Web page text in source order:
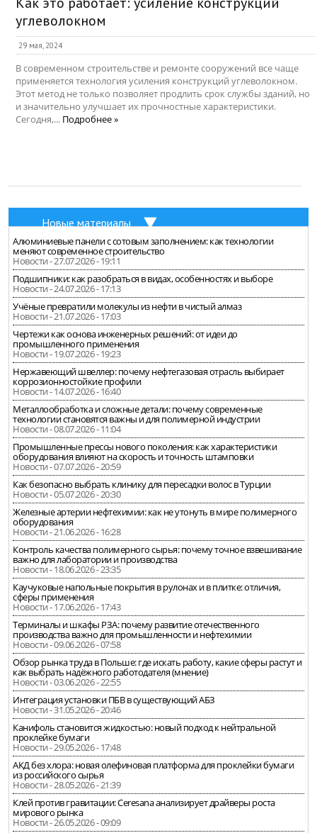
углеволокном
29 мая, 2024
В современном строительстве и ремонте сооружений все чаще
применяется технология усиления конструкций углеволокном.
Этот метод не только позволяет продлить срок службы зданий, но
и значительно улучшает их прочностные характеристики.
Сегодня,... Подробнее »
Новые материалы
Алюминиевые панели с сотовым заполнением: как технологии
меняют современное строительство
Новости - 27.07.2026 - 19:11
Подшипники: как разобраться в видах, особенностях и выборе
Новости - 24.07.2026 - 17:13
Учёные превратили молекулы из нефти в чистый алмаз
Новости - 21.07.2026 - 17:03
Чертежи как основа инженерных решений: от идеи до
промышленного применения
Новости - 19.07.2026 - 19:23
Нержавеющий швеллер: почему нефтегазовая отрасль выбирает
коррозионностойкие профили
Новости - 14.07.2026 - 16:40
Металлообработка и сложные детали: почему современные
технологии становятся важны и для полимерной индустрии
Новости - 08.07.2026 - 11:04
Промышленные прессы нового поколения: как характеристики
оборудования влияют на скорость и точность штамповки
Новости - 07.07.2026 - 20:59
Как безопасно выбрать клинику для пересадки волос в Турции
Новости - 05.07.2026 - 20:30
Железные артерии нефтехимии: как не утонуть в мире полимерного
оборудования
Новости - 21.06.2026 - 16:28
Контроль качества полимерного сырья: почему точное взвешивание
важно для лаборатории и производства
Новости - 18.06.2026 - 23:35
Каучуковые напольные покрытия в рулонах и в плитке: отличия,
сферы применения
Новости - 17.06.2026 - 17:43
Терминалы и шкафы РЗА: почему развитие отечественного
производства важно для промышленности и нефтехимии
Новости - 09.06.2026 - 07:58
Обзор рынка труда в Польше: где искать работу, какие сферы растут и
как выбрать надёжного работодателя (мнение)
Новости - 03.06.2026 - 22:55
Интеграция установки ПБВ в существующий АБЗ
Новости - 31.05.2026 - 20:46
Канифоль становится жидкостью: новый подход к нейтральной
проклейке бумаги
Новости - 29.05.2026 - 17:48
АКД без хлора: новая олефиновая платформа для проклейки бумаги
из российского сырья
Новости - 28.05.2026 - 21:39
Клей против гравитации: Ceresana анализирует драйверы роста
мирового рынка
Новости - 26.05.2026 - 09:09